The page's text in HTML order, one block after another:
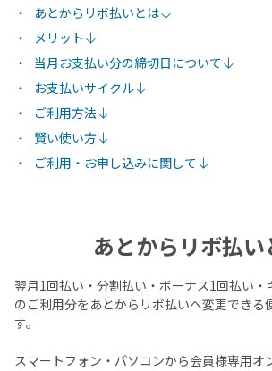
あとからリボ払いとは
メリット
当月お支払い分の締切日について
お支払いサイクル
ご利用方法
賢い使い方
ご利用・お申し込みに関して
あとからリボ払い
翌月1回払い・分割払い・ボーナス1回払い・
のご利用分をあとからリボ払いへ変更できる
す。
スマートフォン・パソコンから会員様専用オ